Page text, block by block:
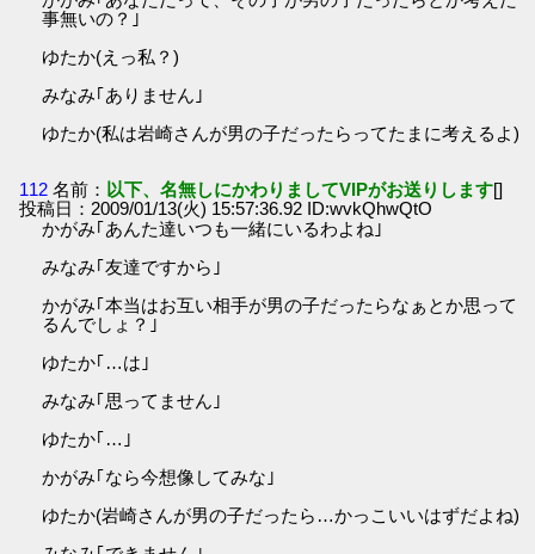
事無いの？｣
ゆたか(えっ私？)
みなみ｢ありません｣
ゆたか(私は岩崎さんが男の子だったらってたまに考えるよ)
112 名前： 以下、名無しにかわりましてVIPがお送りします[]
投稿日：2009/01/13(火) 15:57:36.92 ID:wvkQhwQtO
かがみ｢あんた達いつも一緒にいるわよね｣
みなみ｢友達ですから｣
かがみ｢本当はお互い相手が男の子だったらなぁとか思って
るんでしょ？｣
ゆたか｢…は｣
みなみ｢思ってません｣
ゆたか｢…｣
かがみ｢なら今想像してみな｣
ゆたか(岩崎さんが男の子だったら…かっこいいはずだよね)